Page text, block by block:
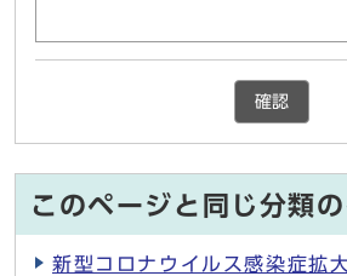
確認
このページと同じ分類
新型コロナウイルス感染症拡